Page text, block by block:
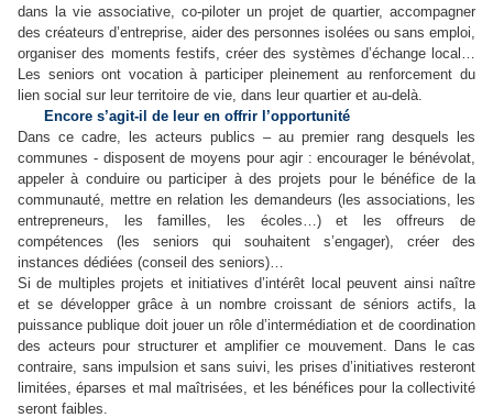
dans la vie associative, co-piloter un projet de quartier, accompagner
des créateurs d’entreprise, aider des personnes isolées ou sans emploi,
organiser des moments festifs, créer des systèmes d’échange local…
Les seniors ont vocation à participer pleinement au renforcement du
lien social sur leur territoire de vie, dans leur quartier et au-delà.
Encore s’agit-il de leur en offrir l’opportunité
Dans ce cadre, les acteurs publics – au premier rang desquels les
communes - disposent de moyens pour agir : encourager le bénévolat,
appeler à conduire ou participer à des projets pour le bénéfice de la
communauté, mettre en relation les demandeurs (les associations, les
entrepreneurs, les familles, les écoles…) et les offreurs de
compétences (les seniors qui souhaitent s’engager), créer des
instances dédiées (conseil des seniors)…
Si de multiples projets et initiatives d’intérêt local peuvent ainsi naître
et se développer grâce à un nombre croissant de séniors actifs, la
puissance publique doit jouer un rôle d’intermédiation et de coordination
des acteurs pour structurer et amplifier ce mouvement. Dans le cas
contraire, sans impulsion et sans suivi, les prises d’initiatives resteront
limitées, éparses et mal maîtrisées, et les bénéfices pour la collectivité
seront faibles.